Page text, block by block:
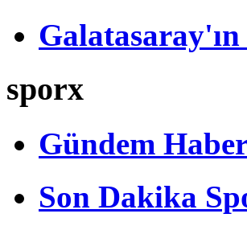
sporx
Gündem
Son Dakika